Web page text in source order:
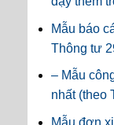
Mẫu báo
Thông tư
– Mẫu
nhất (theo
Mẫu đơn